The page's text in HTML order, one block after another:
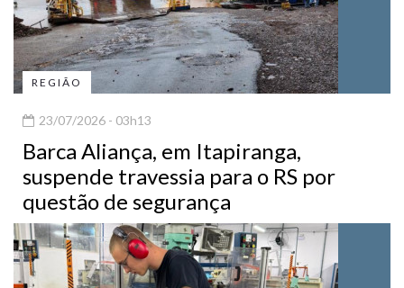
REGIÃO
23/07/2026 - 03h13
Barca Aliança, em Itapiranga,
suspende travessia para o RS por
questão de segurança